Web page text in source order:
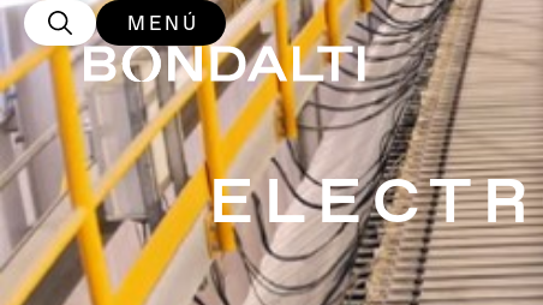
MENÚ